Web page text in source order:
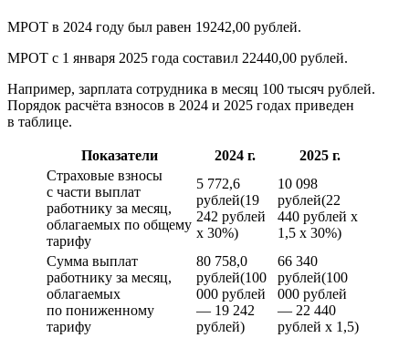
МРОТ в 2024 году был равен 19242,00 рублей.
МРОТ с 1 января 2025 года составил 22440,00 рублей.
Например, зарплата сотрудника в месяц 100 тысяч рублей.
Порядок расчёта взносов в 2024 и 2025 годах приведен
в таблице.
Показатели 2024 г.
2025 г.
Страховые взносы
с части выплат
работнику за месяц,
облагаемых по общему
тарифу
5 772,6
рублей(19
242 рублей
x 30%)
10 098
рублей(22
440 рублей x
1,5 x 30%)
Сумма выплат
работнику за месяц,
облагаемых
по пониженному
тарифу
80 758,0
рублей(100
000 рублей
— 19 242
рублей)
66 340
рублей(100
000 рублей
— 22 440
рублей x 1,5)